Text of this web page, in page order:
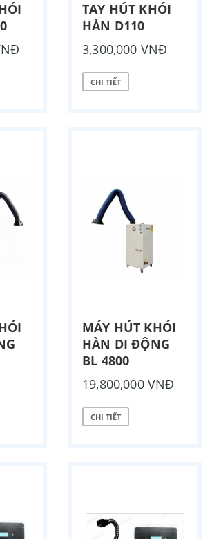
TAY HÚT KHÓI
HÀN D110
3,300,000 VNĐ
CHI TIẾT
MÁY HÚT KHÓI
HÀN DI ĐỘNG
BL 4800
19,800,000 VNĐ
CHI TIẾT